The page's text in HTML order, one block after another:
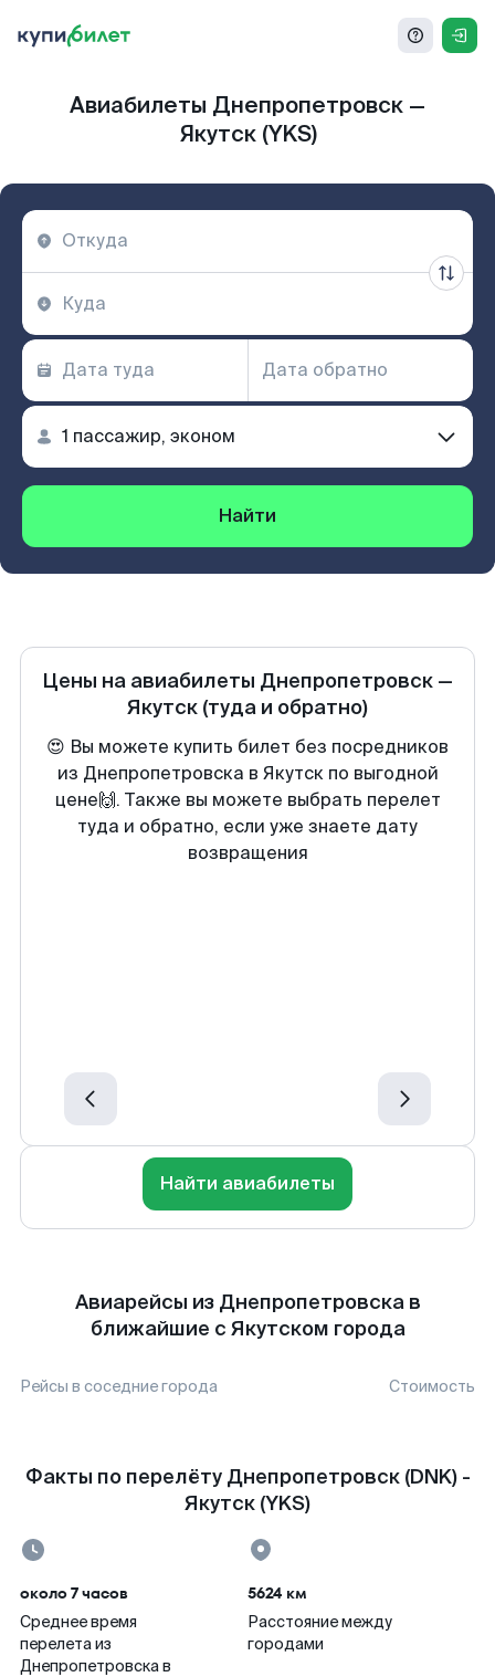
Авиабилеты Днепропетровск —
Якутск (YKS)
Найти
Цены на авиабилеты Днепропетровск —
Якутск (туда и обратно)
😍 Вы можете купить билет без посредников
из Днепропетровска в Якутск по выгодной
цене🙌. Также вы можете выбрать перелет
туда и обратно, если уже знаете дату
возвращения
Найти авиабилеты
Авиарейсы из Днепропетровска в
ближайшие с Якутском города
Рейсы в соседние города Стоимость
Факты по перелёту Днепропетровск (DNK) -
Якутск (YKS)
около 7 часов
Среднее время
перелета из
Днепропетровска в
5624 км
Расстояние между
городами